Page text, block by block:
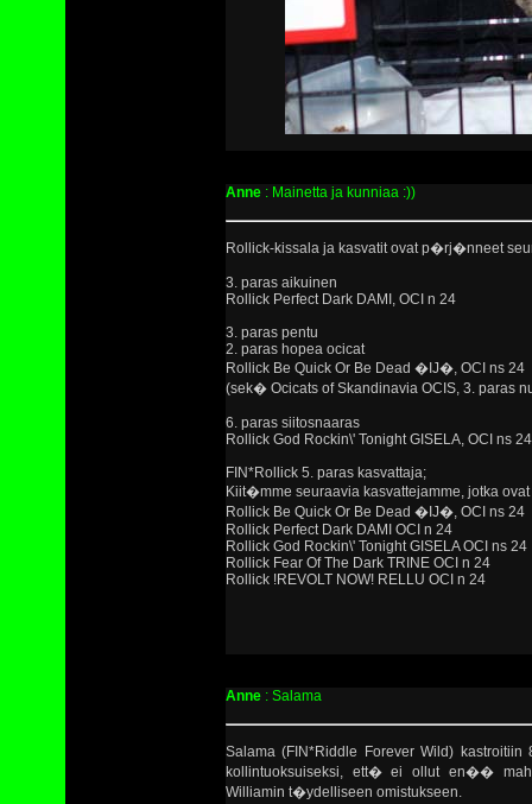
Anne : Mainetta ja kunniaa :))
Rollick-kissala ja kasvatit ovat p�rj�nneet
3. paras aikuinen
Rollick Perfect Dark DAMI, OCI n 24
3. paras pentu
2. paras hopea ocicat
Rollick Be Quick Or Be Dead �IJ�, OCI ns 24
(sek� Ocicats of Skandinavia OCIS, 3. paras
6. paras siitosnaaras
Rollick God Rockin\' Tonight GISELA, OCI ns 24
FIN*Rollick 5. paras kasvattaja;
Kiit�mme seuraavia kasvattejamme, jotka
Rollick Be Quick Or Be Dead �IJ�, OCI ns 24
Rollick Perfect Dark DAMI OCI n 24
Rollick God Rockin\' Tonight GISELA OCI ns 24
Rollick Fear Of The Dark TRINE OCI n 24
Rollick !REVOLT NOW! RELLU OCI n 24
Anne : Salama
Salama (FIN*Riddle Forever Wild)
kollintuoksuiseksi, ett� ei ollut en��
Williamin t�ydelliseen omistukseen.